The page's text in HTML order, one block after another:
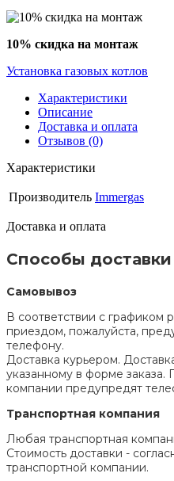
10% скидка на монтаж
Установка газовых котлов
Характеристики
Описание
Доставка и оплата
Отзывов (0)
Характеристики
Производитель Immergas
Доставка и оплата
Способы доставки
Самовывоз
В соответствии с
приездом, пожалуйста,
телефону.
Доставка курьером.
указанному в форме
компании предупредят
Транспортная компания
Любая транспортная
Стоимость доставки -
транспортной компании.